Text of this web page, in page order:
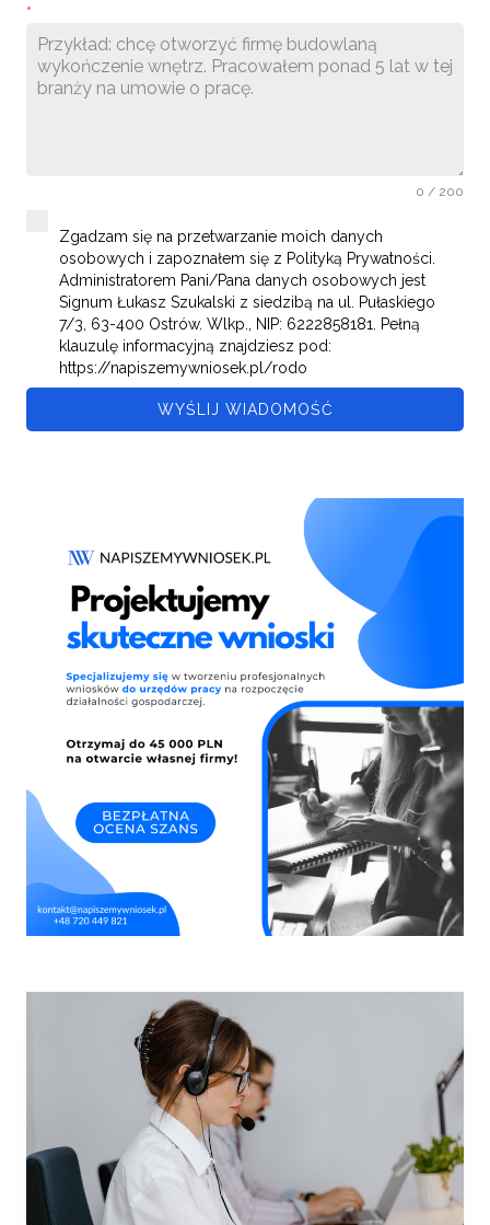
*
0 / 200
Zgadzam się na przetwarzanie moich danych
osobowych i zapoznałem się z Polityką Prywatności.
Administratorem Pani/Pana danych osobowych jest
Signum Łukasz Szukalski z siedzibą na ul. Pułaskiego
7/3, 63-400 Ostrów. Wlkp., NIP: 6222858181. Pełną
klauzulę informacyjną znajdziesz pod:
https://napiszemywniosek.pl/rodo
WYŚLIJ WIADOMOŚĆ